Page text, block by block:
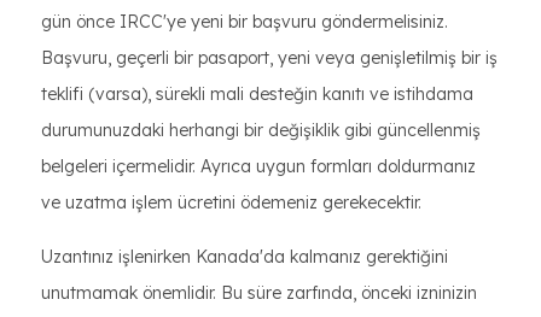
gün önce IRCC'ye yeni bir başvuru göndermelisiniz.
Başvuru, geçerli bir pasaport, yeni veya genişletilmiş bir iş
teklifi (varsa), sürekli mali desteğin kanıtı ve istihdama
durumunuzdaki herhangi bir değişiklik gibi güncellenmiş
belgeleri içermelidir. Ayrıca uygun formları doldurmanız
ve uzatma işlem ücretini ödemeniz gerekecektir.
Uzantınız işlenirken Kanada'da kalmanız gerektiğini
unutmamak önemlidir. Bu süre zarfında, önceki izninizin